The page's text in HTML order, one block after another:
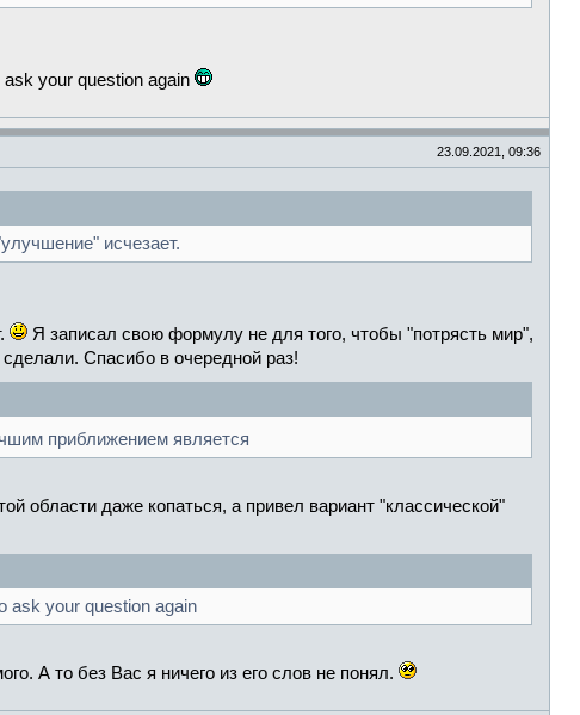
your question again
23.09.2021, 09:36
исчезает.
Я записал свою формулу не для того, чтобы "потрясть мир",
Спасибо в очередной раз!
приближением является
области даже копаться, а привел вариант "классической"
ask your question again
А то без Вас я ничего из его слов не понял.